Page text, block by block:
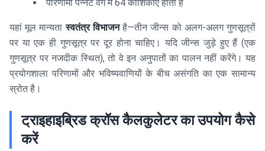
परिणामी पन्नेट वर्ग में 64 कोशिकाएं होती हैं
यहां मूल मान्यतास्वतंत्र विभाजनहै—तीन जीन्स को अलग-अलग गुणसूत्रों
पर या एक ही गुणसूत्र पर दूर होना चाहिए। यदि जीन्स जुड़े हुए हैं (एक
गुणसूत्र पर नजदीक स्थित), तो वे इन अनुपातों का पालन नहीं करेंगे। यह
प्रयोगशाला परिणामों और भविष्यवाणियों के बीच असंगति का एक सामान्य
स्रोत है।
ट्राइहाइब्रिड क्रॉस कैलकुलेटर का उपयोग कैसे
करें